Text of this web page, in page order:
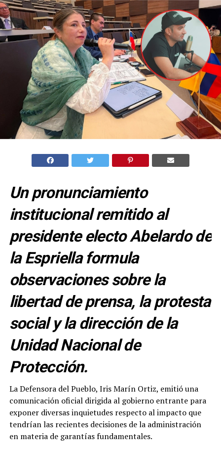
Un pronunciamiento
institucional remitido al
presidente electo Abelardo de
la Espriella formula
observaciones sobre la
libertad de prensa, la protesta
social y la dirección de la
Unidad Nacional de
Protección.
La Defensora del Pueblo, Iris Marín Ortiz, emitió una
comunicación oficial dirigida al gobierno entrante para
exponer diversas inquietudes respecto al impacto que
tendrían las recientes decisiones de la administración
en materia de garantías fundamentales.